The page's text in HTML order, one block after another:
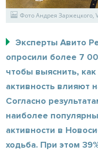
Фото Андрея Заржецкого,
Эксперты Авито
опросили более 7
чтобы выяснить,
активность влияют
Согласно
наиболее
активности в
ходьба. При этом